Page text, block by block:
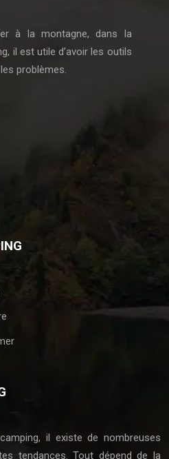
à la montagne, dans la
il est utile d’avoir les outils
problèmes.
il existe de nombreuses
tendances. Tout dépend de la